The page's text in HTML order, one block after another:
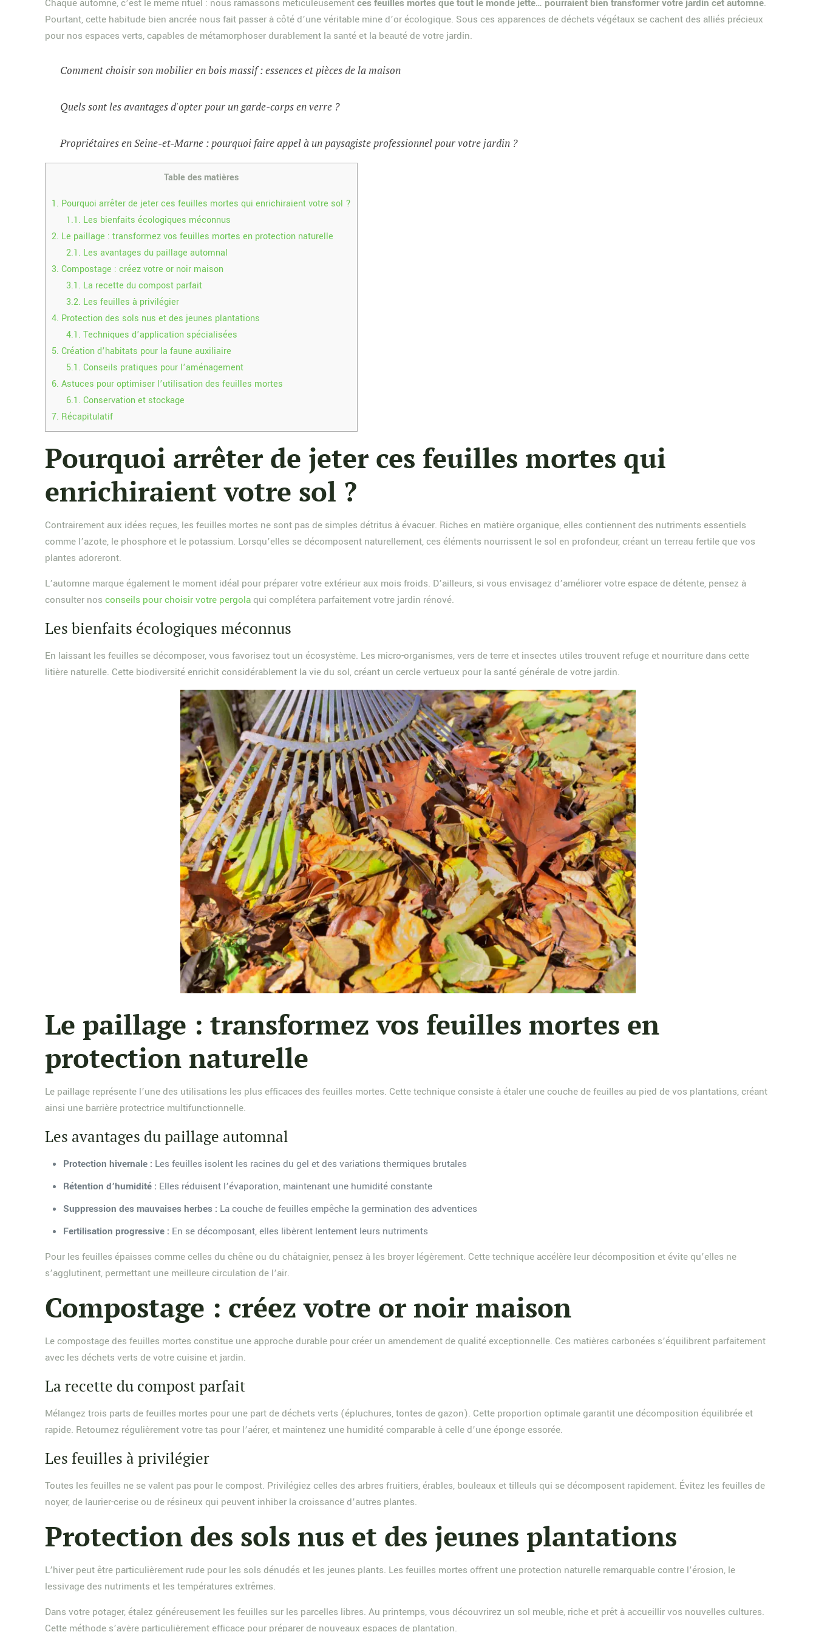
Chaque automne, c’est le même rituel : nous ramassons méticuleusementces feuilles mortes que tout le monde jette… pourraient bien transformer votre jardin cet automne.
Pourtant, cette habitude bien ancrée nous fait passer à côté d’une véritable mine d’or écologique. Sous ces apparences de déchets végétaux se cachent des alliés précieux
pour nos espaces verts, capables de métamorphoser durablement la santé et la beauté de votre jardin.
Comment choisir son mobilier en bois massif : essences et pièces de la maison
Quels sont les avantages d'opter pour un garde-corps en verre ?
Propriétaires en Seine-et-Marne : pourquoi faire appel à un paysagiste professionnel pour votre jardin ?
Table des matières
1. Pourquoi arrêter de jeter ces feuilles mortes qui enrichiraient votre sol ?
1.1. Les bienfaits écologiques méconnus
2. Le paillage : transformez vos feuilles mortes en protection naturelle
2.1. Les avantages du paillage automnal
3. Compostage : créez votre or noir maison
3.1. La recette du compost parfait
3.2. Les feuilles à privilégier
4. Protection des sols nus et des jeunes plantations
4.1. Techniques d’application spécialisées
5. Création d’habitats pour la faune auxiliaire
5.1. Conseils pratiques pour l’aménagement
6. Astuces pour optimiser l’utilisation des feuilles mortes
6.1. Conservation et stockage
7. Récapitulatif
Pourquoi arrêter de jeter ces feuilles mortes qui
enrichiraient votre sol ?
Contrairement aux idées reçues, les feuilles mortes ne sont pas de simples détritus à évacuer. Riches en matière organique, elles contiennent des nutriments essentiels
comme l’azote, le phosphore et le potassium. Lorsqu’elles se décomposent naturellement, ces éléments nourrissent le sol en profondeur, créant un terreau fertile que vos
plantes adoreront.
L’automne marque également le moment idéal pour préparer votre extérieur aux mois froids. D’ailleurs, si vous envisagez d’améliorer votre espace de détente, pensez à
consulter nosconseils pour choisir votre pergolaqui complétera parfaitement votre jardin rénové.
Les bienfaits écologiques méconnus
En laissant les feuilles se décomposer, vous favorisez tout un écosystème. Les micro-organismes, vers de terre et insectes utiles trouvent refuge et nourriture dans cette
litière naturelle. Cette biodiversité enrichit considérablement la vie du sol, créant un cercle vertueux pour la santé générale de votre jardin.
Le paillage : transformez vos feuilles mortes en
protection naturelle
Le paillage représente l’une des utilisations les plus efficaces des feuilles mortes. Cette technique consiste à étaler une couche de feuilles au pied de vos plantations, créant
ainsi une barrière protectrice multifunctionnelle.
Les avantages du paillage automnal
Protection hivernale : Les feuilles isolent les racines du gel et des variations thermiques brutales
Rétention d’humidité : Elles réduisent l’évaporation, maintenant une humidité constante
Suppression des mauvaises herbes : La couche de feuilles empêche la germination des adventices
Fertilisation progressive : En se décomposant, elles libèrent lentement leurs nutriments
Pour les feuilles épaisses comme celles du chêne ou du châtaignier, pensez à les broyer légèrement. Cette technique accélère leur décomposition et évite qu’elles ne
s’agglutinent, permettant une meilleure circulation de l’air.
Compostage : créez votre or noir maison
Le compostage des feuilles mortes constitue une approche durable pour créer un amendement de qualité exceptionnelle. Ces matières carbonées s’équilibrent parfaitement
avec les déchets verts de votre cuisine et jardin.
La recette du compost parfait
Mélangez trois parts de feuilles mortes pour une part de déchets verts (épluchures, tontes de gazon). Cette proportion optimale garantit une décomposition équilibrée et
rapide. Retournez régulièrement votre tas pour l’aérer, et maintenez une humidité comparable à celle d’une éponge essorée.
Les feuilles à privilégier
Toutes les feuilles ne se valent pas pour le compost. Privilégiez celles des arbres fruitiers, érables, bouleaux et tilleuls qui se décomposent rapidement. Évitez les feuilles de
noyer, de laurier-cerise ou de résineux qui peuvent inhiber la croissance d’autres plantes.
Protection des sols nus et des jeunes plantations
L’hiver peut être particulièrement rude pour les sols dénudés et les jeunes plants. Les feuilles mortes offrent une protection naturelle remarquable contre l’érosion, le
lessivage des nutriments et les températures extrêmes.
Dans votre potager, étalez généreusement les feuilles sur les parcelles libres. Au printemps, vous découvrirez un sol meuble, riche et prêt à accueillir vos nouvelles cultures.
Cette méthode s’avère particulièrement efficace pour préparer de nouveaux espaces de plantation.